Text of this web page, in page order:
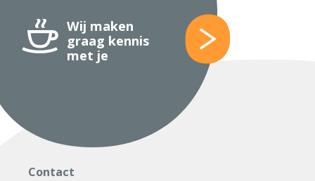
Wij maken
graag kennis
met je
Contact